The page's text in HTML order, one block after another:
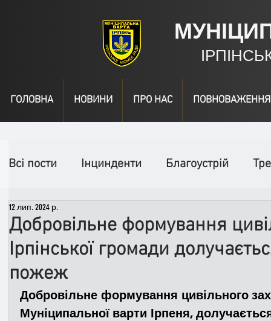
ГОЛОВНА НОВИНИ ПРО НАС ПОВНОВАЖЕННЯ
Всі пости Інцинденти Благоустрій
День народження
Спільні заходи Надзвичайні заходи
Медицина Новини ДТП
Добровільне формування
Ірпінської громади
пожеж
12 лип. 2024 р.
Добровільне формування цивільного
Муніципальної варти Ірпеня,